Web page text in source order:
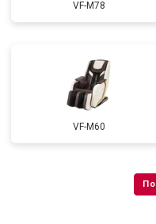
VF-M78
VF-M60